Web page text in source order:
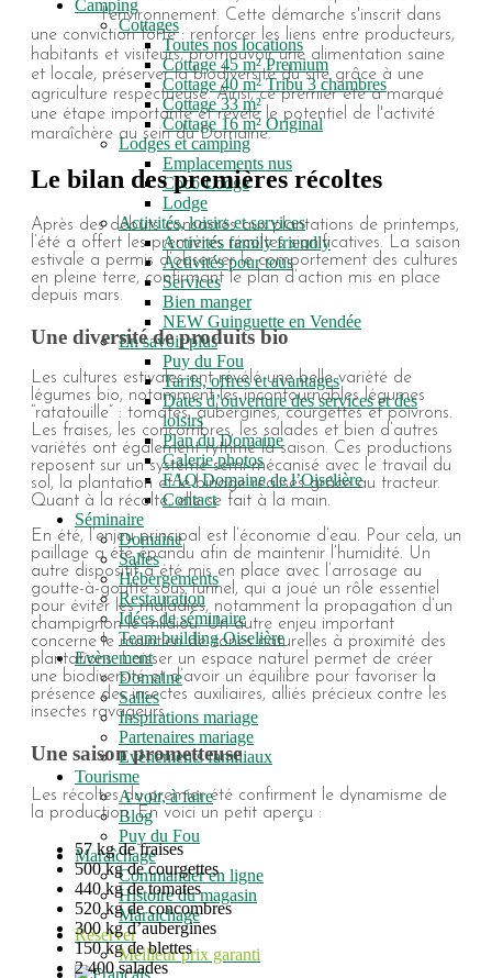
Camping
Cottages
Toutes nos locations
Cottage 45 m² Premium
Cottage 40 m² Tribu 3 chambres
Cottage 33 m²
Cottage 16 m² Original
Lodges et camping
Emplacements nus
Coco Lodge
Lodge
Activités, loisirs et services
Activités family friendly
Activités pour tous
Services
Bien manger
NEW Guinguette en Vendée
En savoir plus
Puy du Fou
Tarifs, offres et avantages
Dates d’ouverture des services et des
loisirs
Plan du Domaine
Galerie photos
FAQ Domaine de l’Oiselière
Contact
Séminaire
Domaine
Salles
Hébergements
Restauration
Idées de séminaire
Team building Oiselière
Evènement
Domaine
Salles
Inspirations mariage
Partenaires mariage
Evènements familiaux
Tourisme
A voir, à faire
Blog
Puy du Fou
Maraîchage
Commander en ligne
Histoire du magasin
Maraichage
Réserver
Meilleur prix garanti
l'environnement. Cette démarche s'inscrit dans
une conviction forte : renforcer les liens entre producteurs,
habitants et visiteurs, promouvoir une alimentation saine
et locale, préserver la biodiversité du site grâce à une
agriculture respectueuse. Ainsi, ce premier été a marqué
une étape importante et révélé le potentiel de l'activité
maraîchère au sein du Domaine.
Le bilan des premières récoltes
Après des débuts consacrés aux plantations de printemps,
l’été a offert les premières récoltes significatives. La saison
estivale a permis d’observer le comportement des cultures
en pleine terre, confirmant le plan d’action mis en place
depuis mars.
Une diversité de produits bio
Les cultures estivales ont révélé une belle variété de
légumes bio, notamment les incontournables légumes
“ratatouille” : tomates, aubergines, courgettes et poivrons.
Les fraises, les concombres, les salades et bien d’autres
variétés ont également rythmé la saison. Ces productions
reposent sur un système semi-mécanisé avec le travail du
sol, la plantation et le binage réalisés grâce au tracteur.
Quant à la récolte, elle se fait à la main.
En été, l’enjeu principal est l’économie d’eau. Pour cela, un
paillage a été épandu afin de maintenir l’humidité. Un
autre dispositif a été mis en place avec l’arrosage au
goutte-à-goutte sous tunnel, qui a joué un rôle essentiel
pour éviter les maladies, notamment la propagation d’un
champignon le mildiou. Un autre enjeu important
concerne le maintien de zones naturelles à proximité des
plantations. Laisser un espace naturel permet de créer
une biodiversité et d’avoir un équilibre pour favoriser la
présence des insectes auxiliaires, alliés précieux contre les
insectes ravageurs.
Une saison prometteuse
Les récoltes du premier été confirment le dynamisme de
la production. En voici un petit aperçu :
57 kg de fraises
500 kg de courgettes
440 kg de tomates
520 kg de concombres
300 kg d’aubergines
150 kg de blettes
2 400 salades